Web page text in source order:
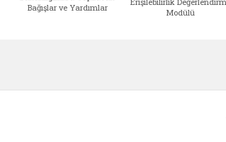
Bağışlar ve Yardımlar
Modülü